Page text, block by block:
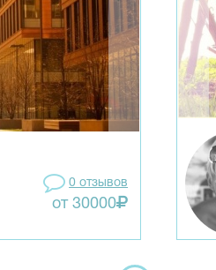
0 отзывов
от 30000